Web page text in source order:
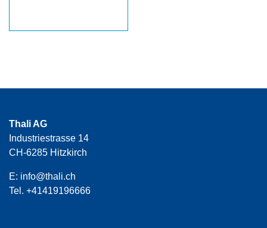
Thali AG
Industriestrasse 14
CH-6285 Hitzkirch
E: info@thali.ch
Tel. +41419196666